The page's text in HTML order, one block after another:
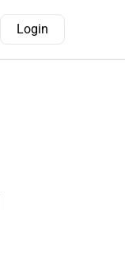
Login